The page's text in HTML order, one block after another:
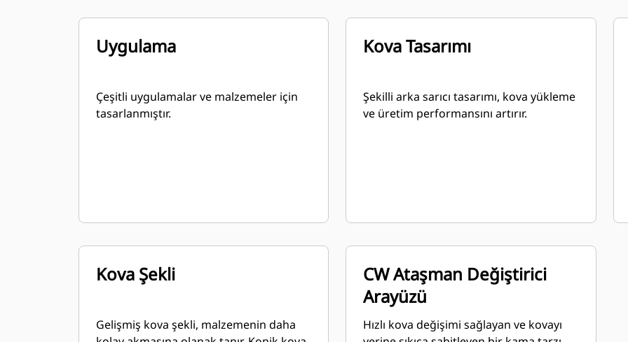
Uygulama
Çeşitli uygulamalar ve malzemeler için
tasarlanmıştır.
Kova Tasarımı
Şekilli arka sarıcı tasarımı, kova yükleme
ve üretim performansını artırır.
Kova Şekli
Gelişmiş kova şekli, malzemenin daha
CW Ataşman Değiştirici
Arayüzü
Hızlı kova değişimi sağlayan ve kovayı